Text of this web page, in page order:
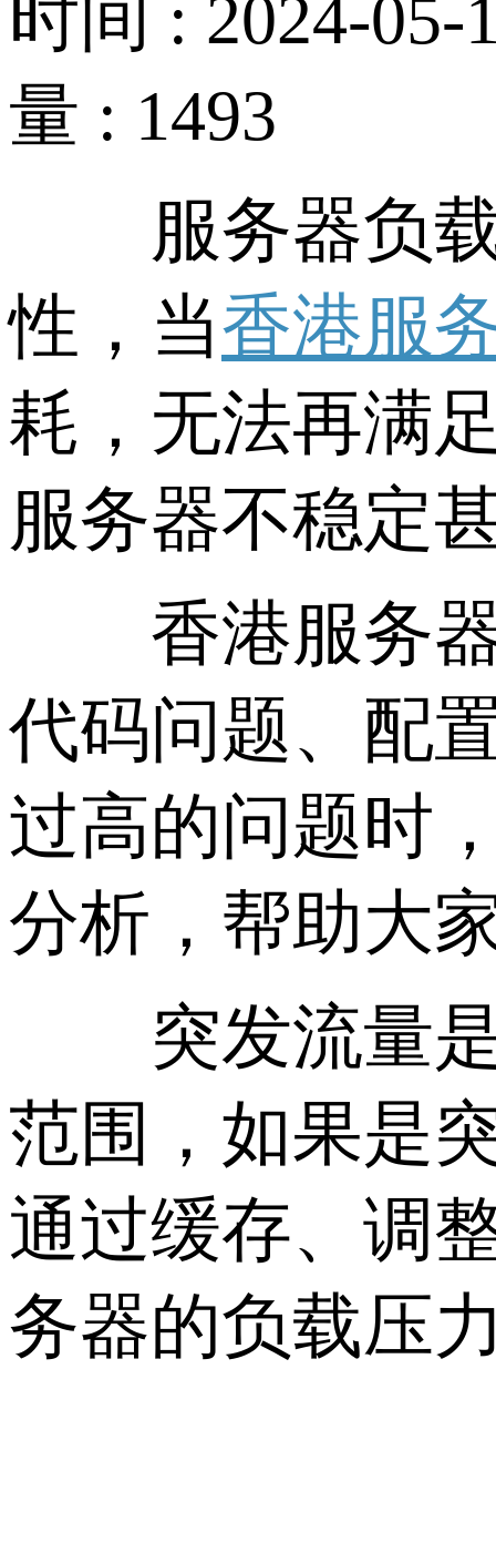
时间 : 2024-05-
量 : 1493
服务器负载
性，当香港服
耗，无法再满
服务器不稳定
香港服务器
代码问题、配
过高的问题时
分析，帮助大
突发流量是
范围，如果是
通过缓存、调
务器的负载压